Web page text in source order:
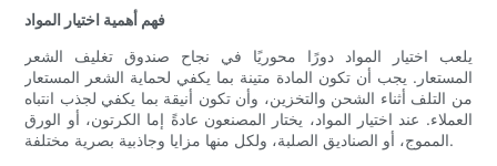
فهم أهمية اختيار المواد
يلعب اختيار المواد دورًا محوريًا في نجاح صندوق تغليف الشعر
المستعار. يجب أن تكون المادة متينة بما يكفي لحماية الشعر المستعار
من التلف أثناء الشحن والتخزين، وأن تكون أنيقة بما يكفي لجذب انتباه
العملاء. عند اختيار المواد، يختار المصنعون عادةً إما الكرتون، أو الورق
المموج، أو الصناديق الصلبة، ولكل منها مزايا وجاذبية بصرية مختلفة.